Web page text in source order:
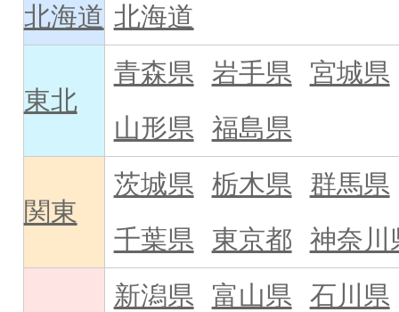
北海道 北海道
東北
青森県 岩手県
宮城県
山形県 福島県
関東
茨城県 栃木県
群馬県
千葉県
東京都 神奈川
新潟県 富山県 石川県